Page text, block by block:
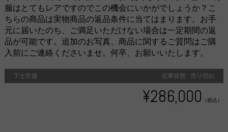
服はとてもレアですのでこの機会にいかがでしょうか？こ
ちらの商品は実物商品の返品条件に当てはまります。お手
元に届いたのち、ご満足いただけない場合は一定期間の返
品が可能です。追加のお写真、商品に関するご質問はご購
入前にご連絡くださいませ。何卒、お願いいたします。
下士官服 在庫状態 : 売り切れ
¥286,000 （税込）